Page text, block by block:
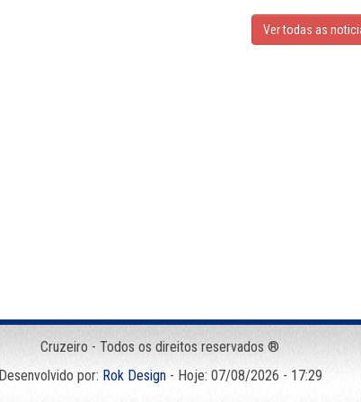
Ver todas as
Cruzeiro - Todos os direitos reservados ®
Desenvolvido por: Rok Design- Hoje: 07/08/2026 - 17:29